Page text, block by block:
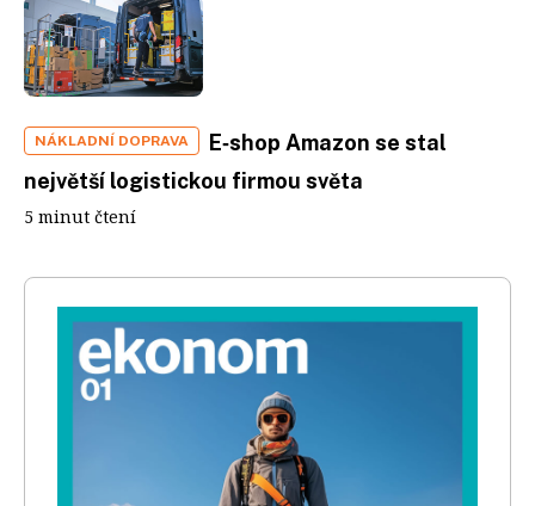
NÁKLADNÍ DOPRAVA
E‑shop Amazon se stal
největší logistickou firmou světa
5 minut čtení